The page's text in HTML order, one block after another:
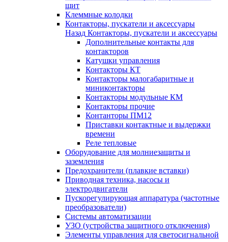
щит
Клеммные колодки
Контакторы, пускатели и аксессуары
Назад Контакторы, пускатели и аксессуары
Дополнительные контакты для
контакторов
Катушки управления
Контакторы КТ
Контакторы малогабаритные и
миниконтакторы
Контакторы модульные КМ
Контакторы прочие
Контанторы ПМ12
Приставки контактные и выдержки
времени
Реле тепловые
Оборудование для молниезащиты и
заземления
Предохранители (плавкие вставки)
Приводная техника, насосы и
электродвигатели
Пускорегулирующая аппаратура (частотные
преобразователи)
Системы автоматизации
УЗО (устройства защитного отключения)
Элементы управления для светосигнальной